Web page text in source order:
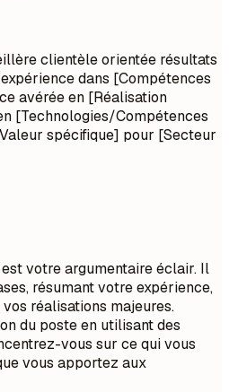
clientèle orientée résultats
dans [Compétences
avérée en [Réalisation
[Technologies/Compétences
spécifique] pour [Secteur
est votre argumentaire éclair. Il
résumant votre expérience,
réalisations majeures.
du poste en utilisant des
vous sur ce qui vous
vous apportez aux